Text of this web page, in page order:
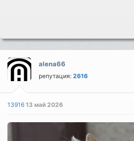
alena66
репутация:2616
1391613 май 2026